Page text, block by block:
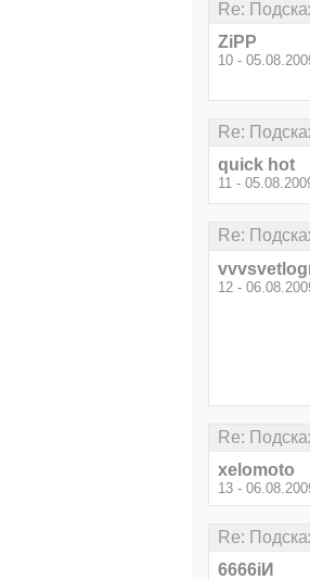
Re:
ZiPP
10 -
Re:
quick hot
11 -
Re:
12 -
Re:
xelomoto
13 -
Re:
6666iИ